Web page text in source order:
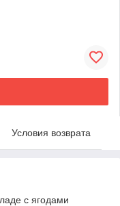
Условия возврата
с ягодами